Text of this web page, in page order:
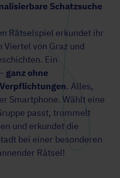
Schatzsuche
Rätselspiel erkundet ihr
von Graz und
Ein
ganz ohne
. Alles,
Smartphone. Wählt eine
passt, trommelt
und erkundet die
bei einer besonderen
Rätsel!